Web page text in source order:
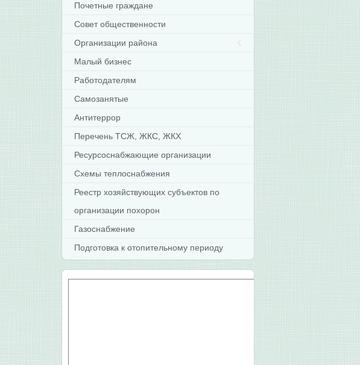
Почетные граждане
Совет общественности
Организации района
Малый бизнес
Работодателям
Самозанятые
Антитеррор
Перечень ТСЖ, ЖКС, ЖКХ
Ресурсоснабжающие организации
Схемы теплоснабжения
Реестр хозяйствующих субъектов по
организации похорон
Газоснабжение
Подготовка к отопительному периоду